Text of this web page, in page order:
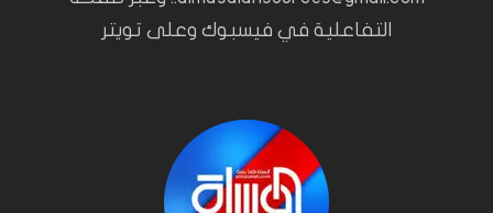
التفاعلية في فيسبوك وعلى تويتر